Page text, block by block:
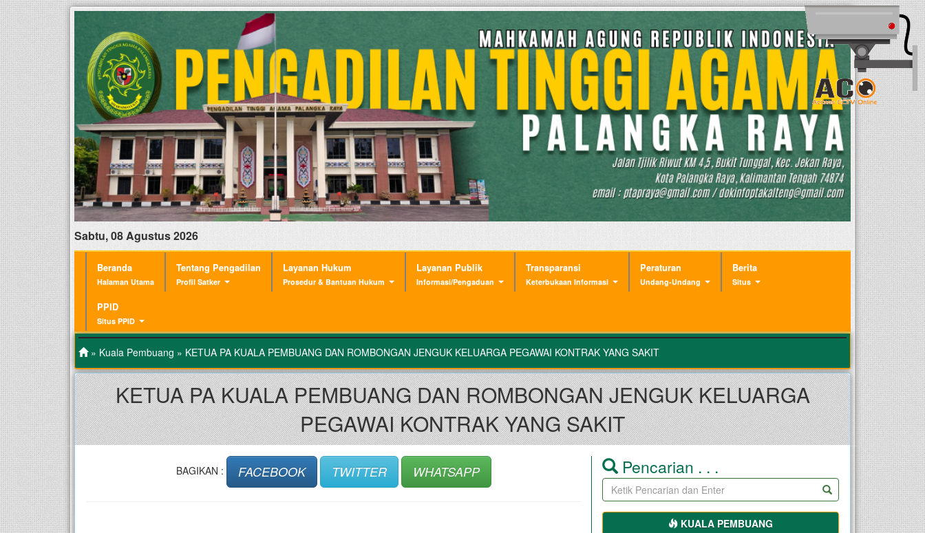
Sabtu, 08 Agustus 2026
Beranda
Halaman Utama
Tentang Pengadilan
Profil Satker
Layanan Hukum
Prosedur & Bantuan Hukum
Layanan Publik
Informasi/Pengaduan
Transparansi
Keterbukaan Informasi
Peraturan
Undang-Undang
Berita
Situs
PPID
Situs PPID
» Kuala Pembuang » KETUA PA KUALA PEMBUANG DAN ROMBONGAN JENGUK KELUARGA PEGAWAI KONTRAK YANG SAKIT
KETUA PA KUALA PEMBUANG DAN ROMBONGAN JENGUK KELUARGA
PEGAWAI KONTRAK YANG SAKIT
BAGIKAN : FACEBOOK TWITTER WHATSAPP Pencarian . . .
KUALA PEMBUANG